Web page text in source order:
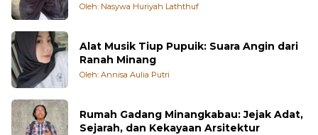
Oleh: Nasywa Huriyah Laththuf
Alat Musik Tiup Pupuik: Suara Angin dari
Ranah Minang
Oleh: Annisa Aulia Putri
Rumah Gadang Minangkabau: Jejak Adat,
Sejarah, dan Kekayaan Arsitektur